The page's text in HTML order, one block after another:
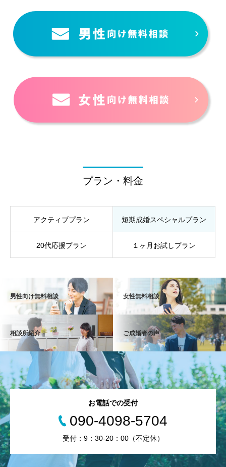
プラン・料金
アクティブプラン 短期成婚スペシャルプラン
20代応援プラン １ヶ月お試しプラン
男性向け無料相談 女性無料相談
相談所紹介 ご成婚者の声
お電話での受付
090-4098-5704
受付：9：30-20：00（不定休）